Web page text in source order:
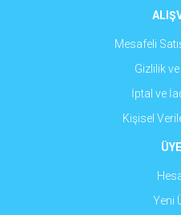
Mesafeli
Gizlilik
İptal ve
Kişisel
Yeni